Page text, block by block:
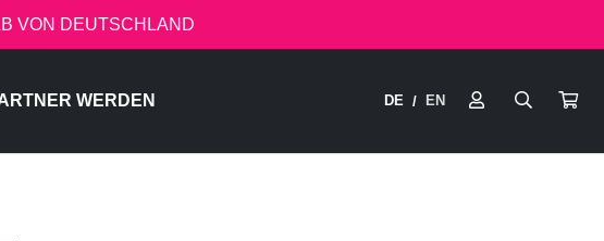
VON DEUTSCHLAND
WERDEN DE / EN